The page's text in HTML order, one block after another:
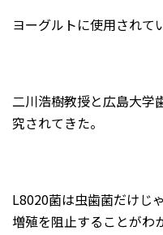
ヨーグルトに使用されて
二川浩樹教授と広島大学
究されてきた。
L8020菌は虫歯菌だけじ
増殖を阻止することがわ